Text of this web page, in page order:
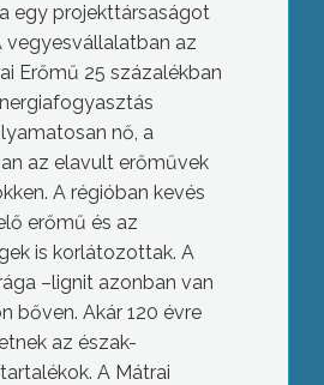
egy projekttársaságot
vegyesvállalatban az
Erőmű 25 százalékban
nő, a
az elavult erőművek
A régióban kevés
erőmű és az
is korlátozottak. A
–lignit azonban van
bőven. Akár 120 évre
az észak-
A Mátrai